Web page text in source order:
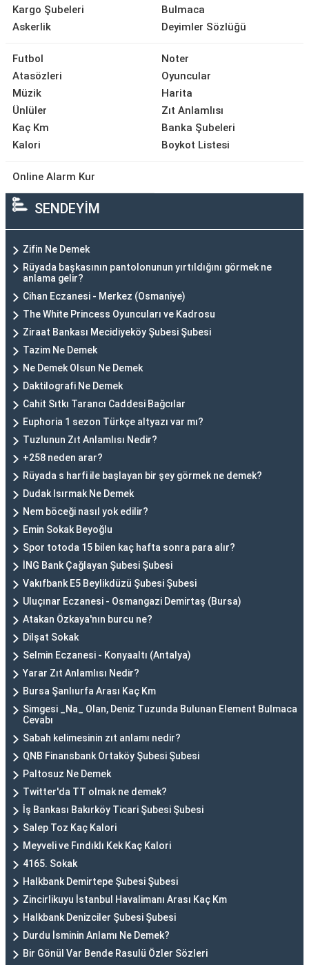
Kargo Şubeleri
Askerlik
Bulmaca
Deyimler Sözlüğü
Futbol
Atasözleri
Müzik
Ünlüler
Kaç Km
Kalori
Noter
Oyuncular
Harita
Zıt Anlamlısı
Banka Şubeleri
Boykot Listesi
Online Alarm Kur
SENDEYİM
Zifin Ne Demek
Rüyada başkasının pantolonunun yırtıldığını görmek ne
anlama gelir?
Cihan Eczanesi - Merkez (Osmaniye)
The White Princess Oyuncuları ve Kadrosu
Ziraat Bankası Mecidiyeköy Şubesi Şubesi
Tazim Ne Demek
Ne Demek Olsun Ne Demek
Daktilografi Ne Demek
Cahit Sıtkı Tarancı Caddesi Bağcılar
Euphoria 1 sezon Türkçe altyazı var mı?
Tuzlunun Zıt Anlamlısı Nedir?
+258 neden arar?
Rüyada s harfi ile başlayan bir şey görmek ne demek?
Dudak Isırmak Ne Demek
Nem böceği nasıl yok edilir?
Emin Sokak Beyoğlu
Spor totoda 15 bilen kaç hafta sonra para alır?
İNG Bank Çağlayan Şubesi Şubesi
Vakıfbank E5 Beylikdüzü Şubesi Şubesi
Uluçınar Eczanesi - Osmangazi Demirtaş (Bursa)
Atakan Özkaya'nın burcu ne?
Dilşat Sokak
Selmin Eczanesi - Konyaaltı (Antalya)
Yarar Zıt Anlamlısı Nedir?
Bursa Şanlıurfa Arası Kaç Km
Simgesi _Na_ Olan, Deniz Tuzunda Bulunan Element Bulmaca
Cevabı
Sabah kelimesinin zıt anlamı nedir?
QNB Finansbank Ortaköy Şubesi Şubesi
Paltosuz Ne Demek
Twitter'da TT olmak ne demek?
İş Bankası Bakırköy Ticari Şubesi Şubesi
Salep Toz Kaç Kalori
Meyveli ve Fındıklı Kek Kaç Kalori
4165. Sokak
Halkbank Demirtepe Şubesi Şubesi
Zincirlikuyu İstanbul Havalimanı Arası Kaç Km
Halkbank Denizciler Şubesi Şubesi
Durdu İsminin Anlamı Ne Demek?
Bir Gönül Var Bende Rasulü Özler Sözleri